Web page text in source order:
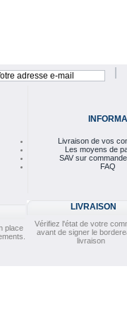
Livraison de vos
Les moyens de
SAV sur
FAQ
place
LIVRAISON
Vérifiez l'état de votre
avant de signer le
livraison